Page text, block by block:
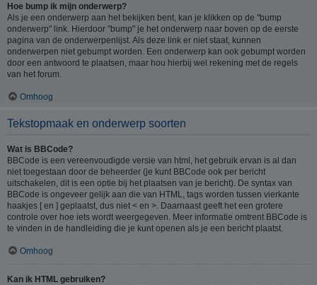
Hoe bump ik mijn onderwerp?
Als je een onderwerp aan het bekijken bent, kan je klikken op de "bump
onderwerp" link. Hierdoor "bump" je het onderwerp naar boven op de eerste
pagina van de onderwerpenlijst. Als deze link er niet staat, kunnen
onderwerpen niet gebumpt worden. Een onderwerp kan ook gebumpt worden
door een antwoord te plaatsen, maar hou hierbij wel rekening met de regels
van het forum.
Omhoog
Tekstopmaak en onderwerp soorten
Wat is BBCode?
BBCode is een vereenvoudigde versie van html, het gebruik ervan is al dan
niet toegestaan door de beheerder (je kunt BBCode ook per bericht
uitschakelen, dit is een optie bij het plaatsen van je bericht). De syntax van
BBCode is ongeveer gelijk aan die van HTML, tags worden tussen vierkante
haakjes [ en ] geplaatst, dus niet < en >. Daarnaast geeft het een grotere
controle over hoe iets wordt weergegeven. Meer informatie omtrent BBCode is
te vinden in de handleiding die je kunt openen als je een bericht plaatst.
Omhoog
Kan ik HTML gebruiken?